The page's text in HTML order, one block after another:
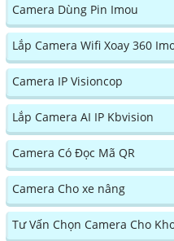
Camera Dùng Pin Imou
Lắp Camera Wifi Xoay 360
Camera IP Visioncop
Lắp Camera AI IP Kbvision
Camera Có Đọc Mã QR
Camera Cho xe nâng
Tư Vấn Chọn Camera Cho